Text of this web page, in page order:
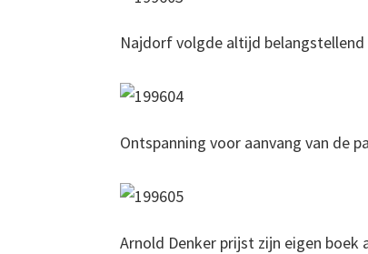
Najdorf volgde altijd belangstellend
Ontspanning voor aanvang van de
Arnold Denker prijst zijn eigen boek